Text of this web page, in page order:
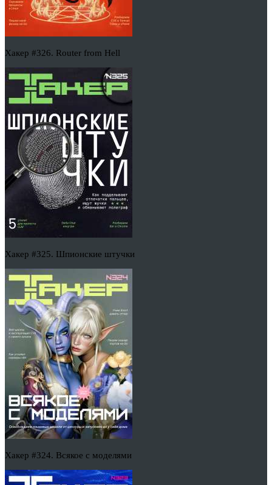
Хакер #326. Router from Hell
Хакер #325. Шпионские штучки
Хакер #324. Всякое с моделями